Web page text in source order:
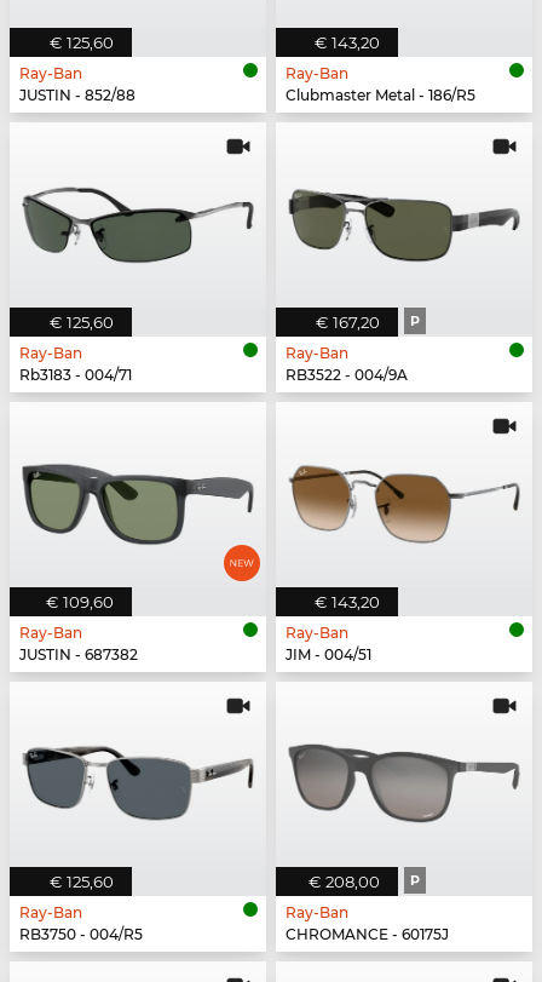
€ 125,60
Ray-Ban
JUSTIN - 852/88
€ 143,20
Ray-Ban
Clubmaster Metal - 186/R5
€ 125,60
Ray-Ban
Rb3183 - 004/71
€ 167,20 P
Ray-Ban
RB3522 - 004/9A
€ 109,60
Ray-Ban
JUSTIN - 687382
€ 143,20
Ray-Ban
JIM - 004/51
€ 125,60
Ray-Ban
RB3750 - 004/R5
€ 208,00 P
Ray-Ban
CHROMANCE - 60175J